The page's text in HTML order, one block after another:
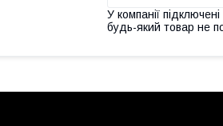
У компанії
будь-який товар не